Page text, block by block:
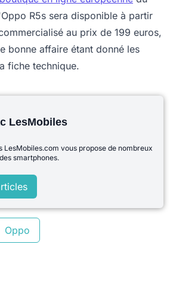
R5s sera disponible à partir
au prix de 199 euros,
bonne affaire étant donné les
fiche technique.
LesMobiles
LesMobiles.com vous propose de nombreux
smartphones.
Oppo